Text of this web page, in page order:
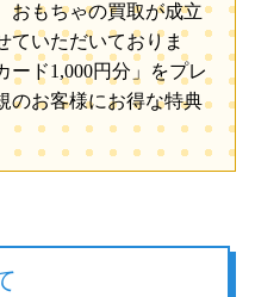
おもちゃの買取が成立
ていただいておりま
ード1,000円分」をプレ
のお客様にお得な特典